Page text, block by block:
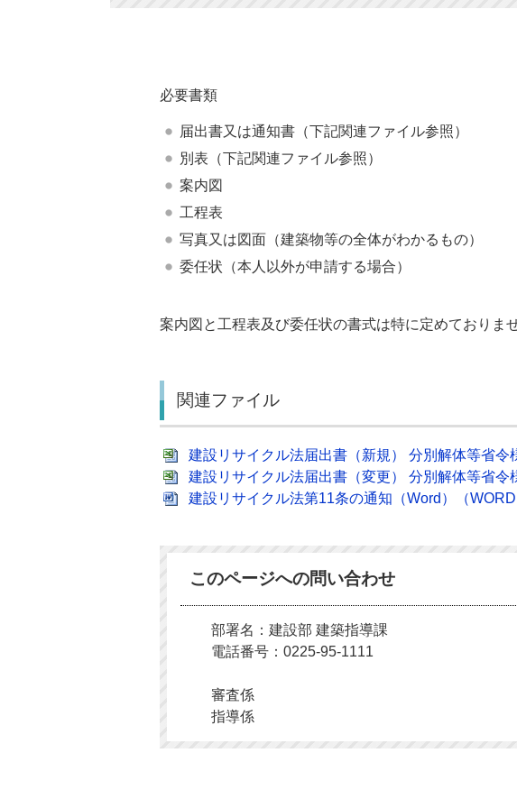
必要書類
届出書又は通知書（下記関連ファイル参照）
別表（下記関連ファイル参照）
案内図
工程表
写真又は図面（建築物等の全体がわかるもの）
委任状（本人以外が申請する場合）
案内図と工程表及び委任状の書式は特に定めておりませ
関連ファイル
建設リサイクル法届出書（新規） 分別解体等省
建設リサイクル法届出書（変更） 分別解体等省
建設リサイクル法第11条の通知（Word）（
このページへの問い合わせ
部署名：建設部 建築指導課
電話番号：0225-95-1111
審査係
指導係